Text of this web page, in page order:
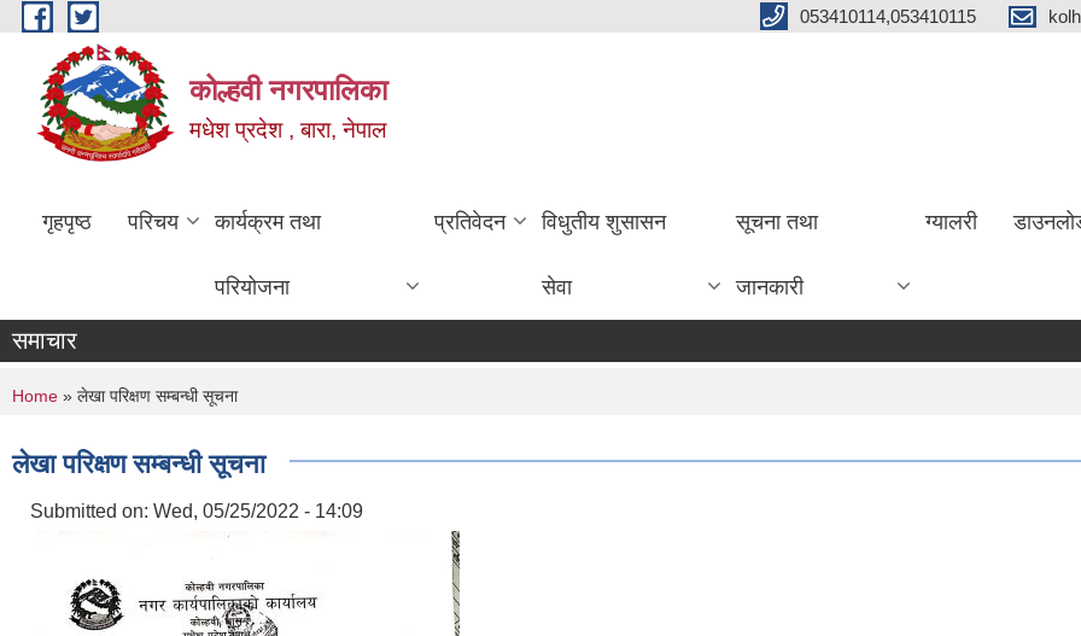
Skip to main content 053410114,053410115
कोल्हवी नगरपालिका
मधेश प्रदेश , बारा, नेपाल
गृहपृष्ठ परिचय कार्यक्रम तथा
परियोजना
प्रतिवेदन विधुतीय शुसासन
सेवा
सूचना तथा
जानकारी
ग्यालरी
समाचार
You are here
Home » लेखा परिक्षण सम्बन्धी सूचना
लेखा परिक्षण सम्बन्धी सूचना
Submitted on: Wed, 05/25/2022 - 14:09